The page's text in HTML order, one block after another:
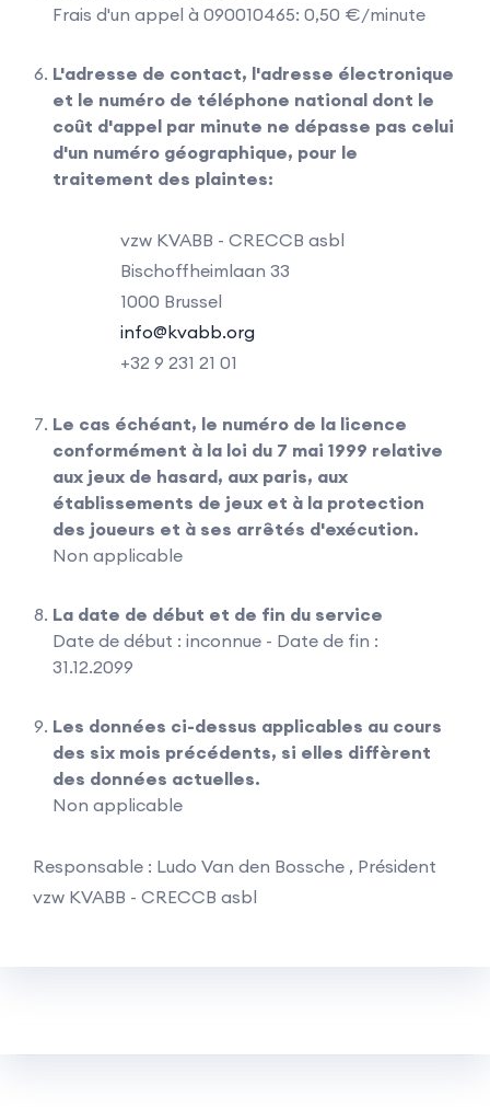
Frais d'un appel à 090010465: 0,50 €/minute
L'adresse de contact, l'adresse électronique
et le numéro de téléphone national dont le
coût d'appel par minute ne dépasse pas celui
d'un numéro géographique, pour le
traitement des plaintes:
vzw KVABB - CRECCB asbl
Bischoffheimlaan 33
1000 Brussel
info@kvabb.org
+32 9 231 21 01
Le cas échéant, le numéro de la licence
conformément à la loi du 7 mai 1999 relative
aux jeux de hasard, aux paris, aux
établissements de jeux et à la protection
des joueurs et à ses arrêtés d'exécution.
Non applicable
La date de début et de fin du service
Date de début : inconnue - Date de fin :
31.12.2099
Les données ci-dessus applicables au cours
des six mois précédents, si elles diffèrent
des données actuelles.
Non applicable
Responsable : Ludo Van den Bossche , Président
vzw KVABB - CRECCB asbl